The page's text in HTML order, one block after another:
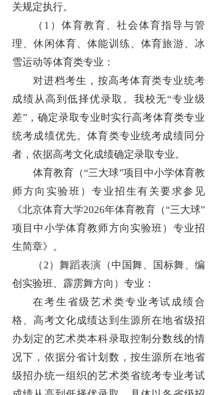
关规定执行。
（ 1）体育教育、社会体育指导与管
理、休闲体育、体能训练、体育旅游、冰
雪运动等体育类专业：
对进档考生，按高考体育类专业统考
成绩从高到低择优录取。我校无“专业级
差”，确定录取专业时实行高考体育类专业
统考成绩优先。体育类专业统考成绩同分
者，依据高考文化成绩确定录取专业。
体育教育（“三大球”项目中小学体育教
师方向实验班）专业招生有关要求参见
《北京体育大学2026年体育教育（“三大球”
项目中小学体育教师方向实验班）专业招
生简章》。
（ 2）舞蹈表演（中国舞、国标舞、编
创实验班、霹雳舞方向）专业：
在考生省级艺术类专业考试成绩合
格、高考文化成绩达到生源所在地省级招
办划定的艺术类本科录取控制分数线的情
况下，依据分省计划数，按生源所在地省
级招办统一组织的艺术类省统考专业考试